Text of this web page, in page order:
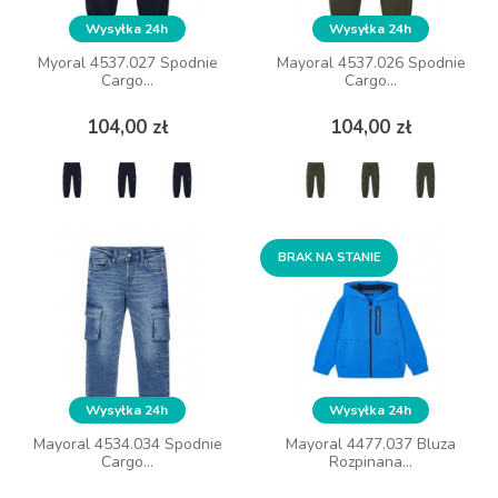
Wysyłka 24h
Myoral 4537.027 Spodnie
Cargo...
104,00 zł
Cena
ZOBACZ WIĘCEJ
Wysyłka 24h
Myoral 4537.027 Spodnie
Cargo...
104,00 zł
Cena
Wysyłka 24h
Mayoral 4537.026 Spodnie
Cargo...
104,00 zł
Cena
ZOBACZ WIĘCEJ
Wysyłka 24h
Mayoral 4537.026 Spodnie
Cargo...
104,00 zł
Cena
Wysyłka 24h
Mayoral 4534.034 Spodnie
Cargo...
Wysyłka 24h
Mayoral 4534.034 Spodnie
Cargo...
Wysyłka 24h
Mayoral 4477.037 Bluza
Rozpinana...
BRAK NA STANIE
Wysyłka 24h
Mayoral 4477.037 Bluza
Rozpinana...
BRAK NA STANIE